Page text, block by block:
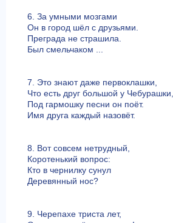
6. За умными мозгами
Он в город шёл с друзьями.
Преграда не страшила.
Был смельчаком ...
7. Это знают даже первоклашки,
Что есть друг большой у Чебурашки,
Под гармошку песни он поёт.
Имя друга каждый назовёт.
8. Вот совсем нетрудный,
Коротенький вопрос:
Кто в чернилку сунул
Деревянный нос?
9. Черепахе триста лет,